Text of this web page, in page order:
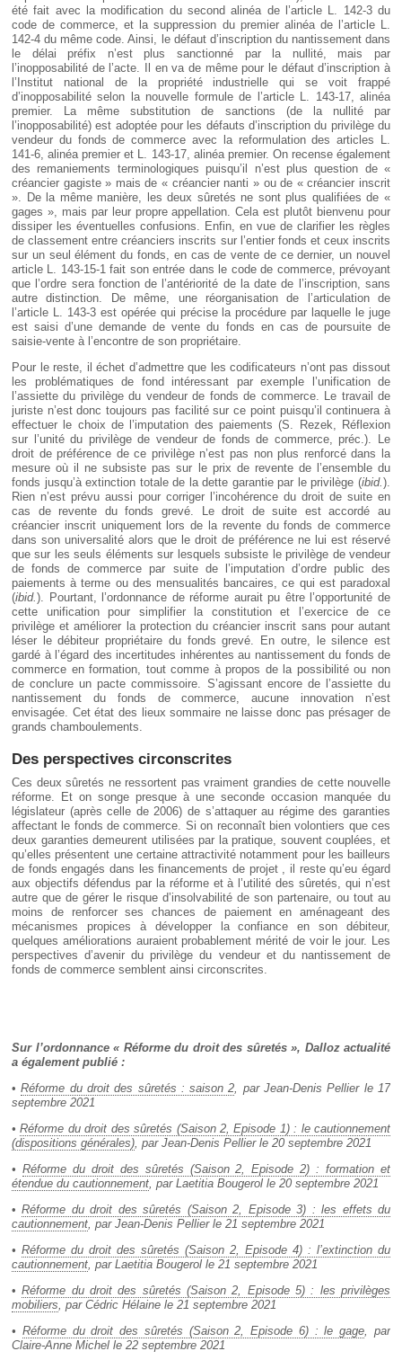
été fait avec la modification du second alinéa de l’article L. 142-3 du
code de commerce, et la suppression du premier alinéa de l’article L.
142-4 du même code. Ainsi, le défaut d’inscription du nantissement dans
le délai préfix n’est plus sanctionné par la nullité, mais par
l’inopposabilité de l’acte. Il en va de même pour le défaut d’inscription à
l’Institut national de la propriété industrielle qui se voit frappé
d’inopposabilité selon la nouvelle formule de l’article L. 143-17, alinéa
premier. La même substitution de sanctions (de la nullité par
l’inopposabilité) est adoptée pour les défauts d’inscription du privilège du
vendeur du fonds de commerce avec la reformulation des articles L.
141-6, alinéa premier et L. 143-17, alinéa premier. On recense également
des remaniements terminologiques puisqu’il n’est plus question de «
créancier gagiste » mais de « créancier nanti » ou de « créancier inscrit
». De la même manière, les deux sûretés ne sont plus qualifiées de «
gages », mais par leur propre appellation. Cela est plutôt bienvenu pour
dissiper les éventuelles confusions. Enfin, en vue de clarifier les règles
de classement entre créanciers inscrits sur l’entier fonds et ceux inscrits
sur un seul élément du fonds, en cas de vente de ce dernier, un nouvel
article L. 143-15-1 fait son entrée dans le code de commerce, prévoyant
que l’ordre sera fonction de l’antériorité de la date de l’inscription, sans
autre distinction. De même, une réorganisation de l’articulation de
l’article L. 143-3 est opérée qui précise la procédure par laquelle le juge
est saisi d’une demande de vente du fonds en cas de poursuite de
saisie-vente à l’encontre de son propriétaire.
Pour le reste, il échet d’admettre que les codificateurs n’ont pas dissout
les problématiques de fond intéressant par exemple l’unification de
l’assiette du privilège du vendeur de fonds de commerce. Le travail de
juriste n’est donc toujours pas facilité sur ce point puisqu’il continuera à
effectuer le choix de l’imputation des paiements (S. Rezek, Réflexion
sur l’unité du privilège de vendeur de fonds de commerce, préc.). Le
droit de préférence de ce privilège n’est pas non plus renforcé dans la
mesure où il ne subsiste pas sur le prix de revente de l’ensemble du
fonds jusqu’à extinction totale de la dette garantie par le privilège (ibid.).
Rien n’est prévu aussi pour corriger l’incohérence du droit de suite en
cas de revente du fonds grevé. Le droit de suite est accordé au
créancier inscrit uniquement lors de la revente du fonds de commerce
dans son universalité alors que le droit de préférence ne lui est réservé
que sur les seuls éléments sur lesquels subsiste le privilège de vendeur
de fonds de commerce par suite de l’imputation d’ordre public des
paiements à terme ou des mensualités bancaires, ce qui est paradoxal
(ibid.). Pourtant, l’ordonnance de réforme aurait pu être l’opportunité de
cette unification pour simplifier la constitution et l’exercice de ce
privilège et améliorer la protection du créancier inscrit sans pour autant
léser le débiteur propriétaire du fonds grevé. En outre, le silence est
gardé à l’égard des incertitudes inhérentes au nantissement du fonds de
commerce en formation, tout comme à propos de la possibilité ou non
de conclure un pacte commissoire. S’agissant encore de l’assiette du
nantissement du fonds de commerce, aucune innovation n’est
envisagée. Cet état des lieux sommaire ne laisse donc pas présager de
grands chamboulements.
Des perspectives circonscrites
Ces deux sûretés ne ressortent pas vraiment grandies de cette nouvelle
réforme. Et on songe presque à une seconde occasion manquée du
législateur (après celle de 2006) de s’attaquer au régime des garanties
affectant le fonds de commerce. Si on reconnaît bien volontiers que ces
deux garanties demeurent utilisées par la pratique, souvent couplées, et
qu’elles présentent une certaine attractivité notamment pour les bailleurs
de fonds engagés dans les financements de projet , il reste qu’eu égard
aux objectifs défendus par la réforme et à l’utilité des sûretés, qui n’est
autre que de gérer le risque d’insolvabilité de son partenaire, ou tout au
moins de renforcer ses chances de paiement en aménageant des
mécanismes propices à développer la confiance en son débiteur,
quelques améliorations auraient probablement mérité de voir le jour. Les
perspectives d’avenir du privilège du vendeur et du nantissement de
fonds de commerce semblent ainsi circonscrites.
Sur l’ordonnance « Réforme du droit des sûretés », Dalloz actualité
a également publié :
• Réforme du droit des sûretés : saison 2, par Jean-Denis Pellier le 17
septembre 2021
•Réforme du droit des sûretés (Saison 2, Episode 1) : le cautionnement
(dispositions générales), par Jean-Denis Pellier le 20 septembre 2021
• Réforme du droit des sûretés (Saison 2, Episode 2) : formation et
étendue du cautionnement, par Laetitia Bougerol le 20 septembre 2021
•Réforme du droit des sûretés (Saison 2, Episode 3) : les effets du
cautionnement, par Jean-Denis Pellier le 21 septembre 2021
• Réforme du droit des sûretés (Saison 2, Episode 4) : l’extinction du
cautionnement, par Laetitia Bougerol le 21 septembre 2021
•Réforme du droit des sûretés (Saison 2, Episode 5) : les privilèges
mobiliers, par Cédric Hélaine le 21 septembre 2021
• Réforme du droit des sûretés (Saison 2, Episode 6) : le gage, par
Claire-Anne Michel le 22 septembre 2021